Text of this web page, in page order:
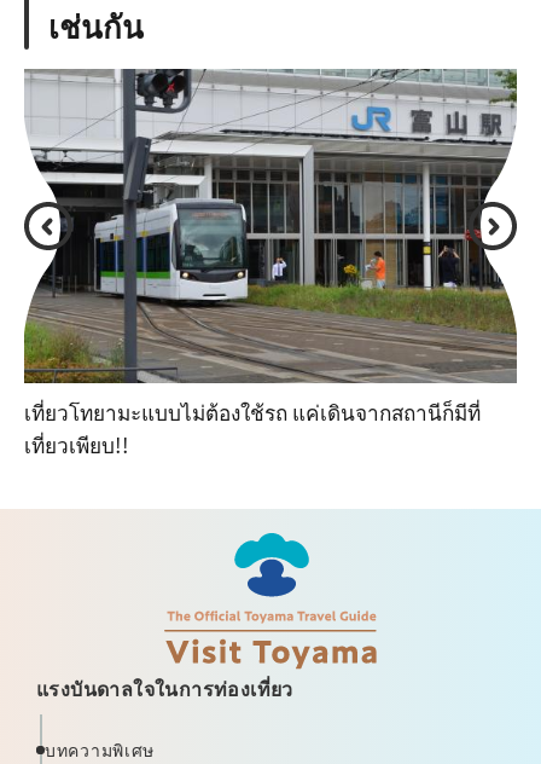
เช่นกัน
เที่ยวโทยามะแบบไม่ต้องใช้รถ แค่เดินจากสถานีก็มีที่
เที่ยวเพียบ!!
แรงบันดาลใจในการท่องเที่ยว
บทความพิเศษ